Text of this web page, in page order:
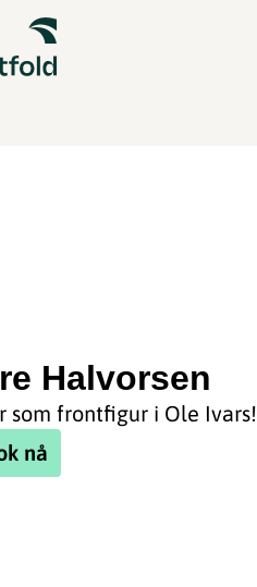
Halvorsen
som frontfigur i Ole Ivars!
nå